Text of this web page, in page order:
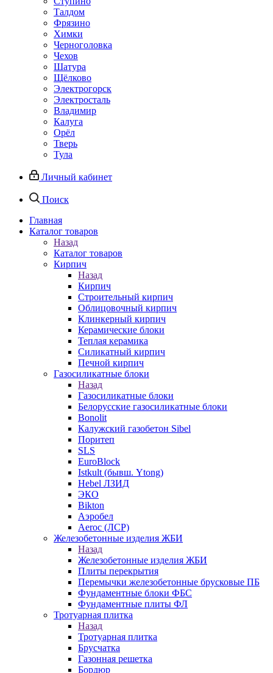
Талдом
Фрязино
Химки
Черноголовка
Чехов
Шатура
Щёлково
Электрогорск
Электросталь
Владимир
Калуга
Орёл
Тверь
Тула
Личный кабинет
Поиск
Главная
Каталог товаров
Назад
Каталог товаров
Кирпич
Назад
Кирпич
Строительный кирпич
Облицовочный кирпич
Клинкерный кирпич
Керамические блоки
Теплая керамика
Силикатный кирпич
Печной кирпич
Газосиликатные блоки
Назад
Газосиликатные блоки
Белорусские газосиликатные блоки
Bonolit
Калужский газобетон Sibel
Поритеп
SLS
EuroBlock
Istkult (бывш. Ytong)
Hebel ЛЗИД
ЭКО
Bikton
Аэробел
Aeroc (ЛСР)
Железобетонные изделия ЖБИ
Назад
Железобетонные изделия ЖБИ
Плиты перекрытия
Перемычки железобетонные брусковые ПБ
Фундаментные блоки ФБС
Фундаментные плиты ФЛ
Тротуарная плитка
Назад
Тротуарная плитка
Брусчатка
Газонная решетка
Бордюр